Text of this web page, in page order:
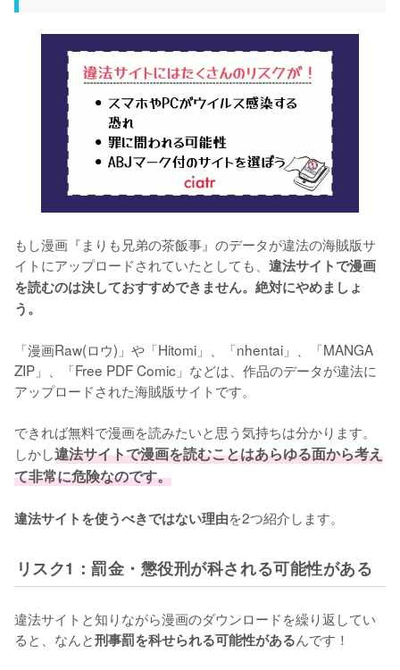
もし漫画『まりも兄弟の茶飯事』のデータが違法の海賊版サ
イトにアップロードされていたとしても、 違法サイトで漫画
を読むのは決しておすすめできません。絶対にやめましょ
う。
「漫画Raw(ロウ)」や「Hitomi」、「nhentai」、「MANGA
ZIP」、「Free PDF Comic」などは、作品のデータが違法に
アップロードされた海賊版サイトです。
できれば無料で漫画を読みたいと思う気持ちは分かります。
しかし違法サイトで漫画を読むことはあらゆる面から考え
て非常に危険なのです。
違法サイトを使うべきではない理由を2つ紹介します。
リスク1：罰金・懲役刑が科される可能性がある
違法サイトと知りながら漫画のダウンロードを繰り返してい
ると、なんと刑事罰を科せられる可能性があるんです！